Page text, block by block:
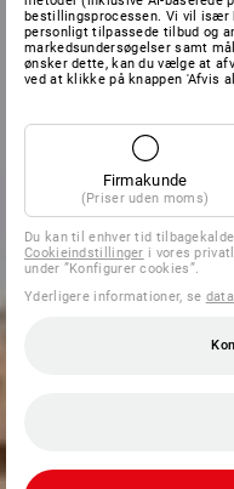
bestillingsprocessen. Vi vil især
personligt tilpassede tilbud og
markedsundersøgelser samt
ønsker dette, kan du vælge at
ved at klikke på knappen 'Afvis
Firmakunde
(Priser uden moms)
Du kan til enhver tid
Cookieindstillinger i vores
under ”Konfigurer cookies”.
Yderligere informationer, se